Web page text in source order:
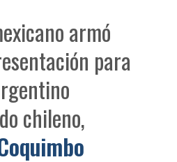
armó
para
chileno,